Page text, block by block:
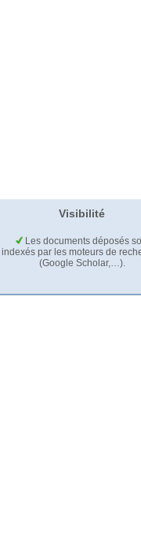
Visibilité
Les documents déposés
indexés par les moteurs de
(Google Scholar,…).